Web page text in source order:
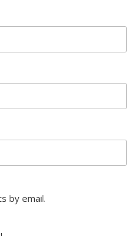
by email.